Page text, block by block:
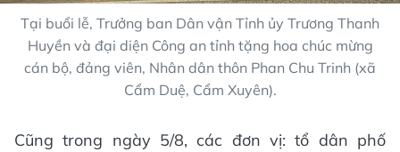
Tại buổi lễ, Trưởng ban Dân vận Tỉnh ủy Trương Thanh
Huyền và đại diện Công an tỉnh tặng hoa chúc mừng
cán bộ, đảng viên, Nhân dân thôn Phan Chu Trinh (xã
Cẩm Duệ, Cẩm Xuyên).
Cũng trong ngày 5/8, các đơn vị: tổ dân phố